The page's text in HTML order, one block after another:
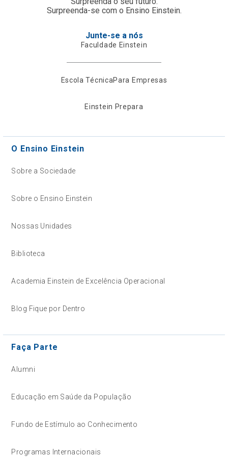
Surpreenda-se com o Ensino Einstein.
Junte-se a nós
Faculdade Einstein
Escola TécnicaPara Empresas
Einstein Prepara
O Ensino Einstein
Sobre a Sociedade
Sobre o Ensino Einstein
Nossas Unidades
Biblioteca
Academia Einstein de Excelência Operacional
Blog Fique por Dentro
Faça Parte
Alumni
Educação em Saúde da População
Fundo de Estímulo ao Conhecimento
Programas Internacionais